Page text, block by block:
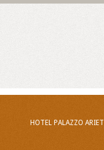
HOTEL PALAZZO